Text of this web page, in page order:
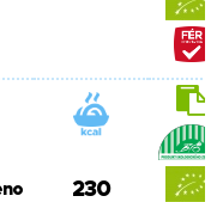
230